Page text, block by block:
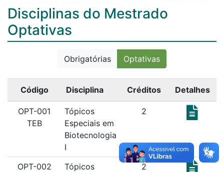
Disciplinas do Mestrado
Optativas
Obrigatórias Optativas
Código Disciplina Créditos Detalhes
OPT-001
TEB
Tópicos
Especiais em
Biotecnologia
I
2
OPT-002
Tópicos
2